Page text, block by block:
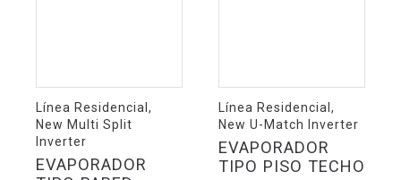
Línea Residencial,
New Multi Split
Inverter
EVAPORADOR
Línea Residencial,
New U-Match Inverter
EVAPORADOR
TIPO PISO TECHO